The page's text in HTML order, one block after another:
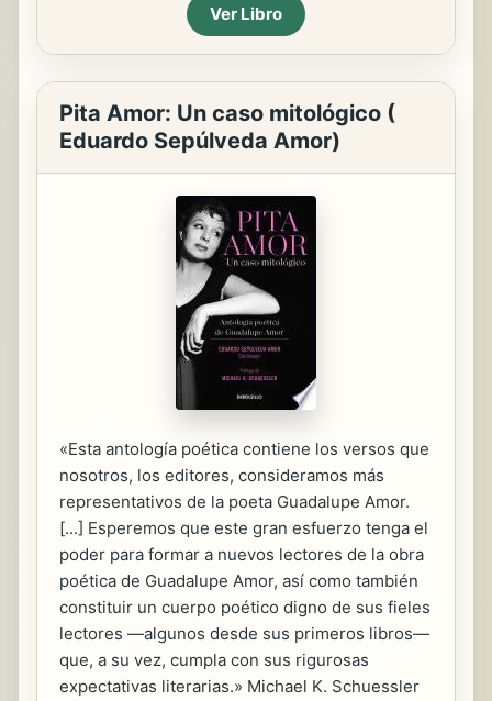
Ver Libro
Pita Amor: Un caso mitológico (
Eduardo Sepúlveda Amor)
«Esta antología poética contiene los versos que
nosotros, los editores, consideramos más
representativos de la poeta Guadalupe Amor.
[...] Esperemos que este gran esfuerzo tenga el
poder para formar a nuevos lectores de la obra
poética de Guadalupe Amor, así como también
constituir un cuerpo poético digno de sus fieles
lectores —algunos desde sus primeros libros—
que, a su vez, cumpla con sus rigurosas
expectativas literarias.» Michael K. Schuessler